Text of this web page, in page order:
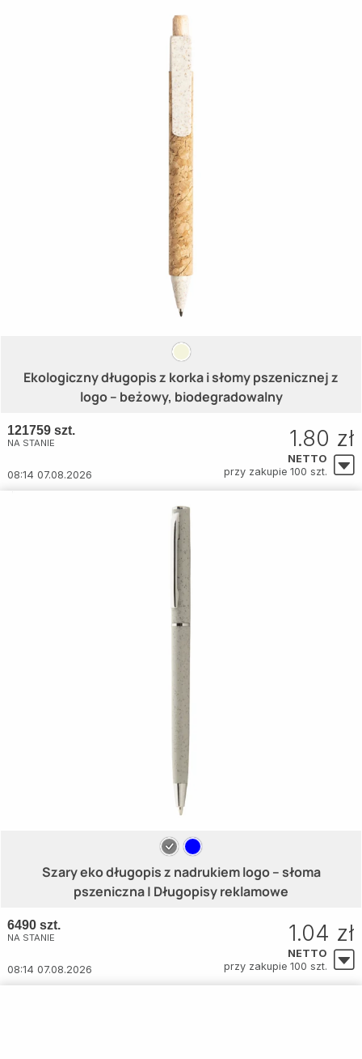
Ekologiczny długopis z korka i słomy pszenicznej z
logo – beżowy, biodegradowalny
121759 szt.
NA STANIE
08:14 07.08.2026
1.80 zł
NETTO
przy zakupie 100 szt.
Szary eko długopis z nadrukiem logo – słoma
pszeniczna | Długopisy reklamowe
6490 szt.
NA STANIE
08:14 07.08.2026
1.04 zł
NETTO
przy zakupie 100 szt.